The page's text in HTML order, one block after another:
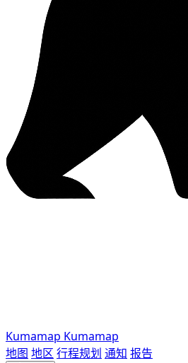
Kumamap Kumamap
地图 地区 行程规划 通知 报告